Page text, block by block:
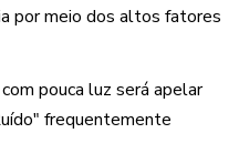
por meio dos altos fatores
pouca luz será apelar
frequentemente